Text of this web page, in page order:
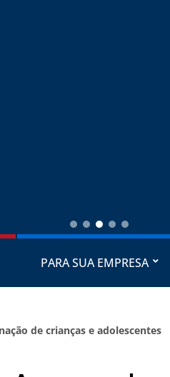
PARA SUA EMPRESA
de crianças e adolescentes